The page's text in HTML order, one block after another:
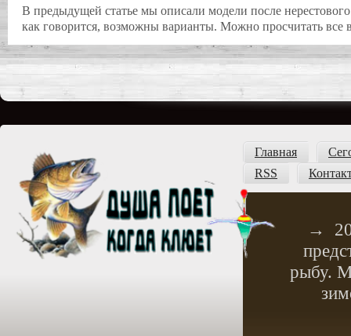
В предыдущей статье мы описали модели после
как говорится, возможны варианты. Можно просчитать все
Главная
RSS
→
рыбу.